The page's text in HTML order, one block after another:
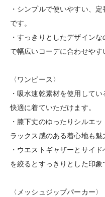
・シンプルで使いやすい、
です。
・すっきりとしたデザイン
で幅広いコーデに合わせや
〈ワンピース〉
・吸水速乾素材を使用して
快適に着ていただけます。
・膝下丈のゆったりシルエ
ラックス感のある着心地も魅
・ウエストギャザーとサイ
を絞るとすっきりとした印象
〈メッシュジップパーカー〉